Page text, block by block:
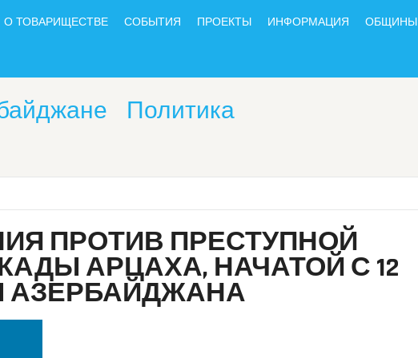
О ТОВАРИЩЕСТВЕ СОБЫТИЯ ПРОЕКТЫ ИНФОРМАЦИЯ ОБЩИНЫ
Политика
ПРОТИВ ПРЕСТУПНОЙ
АРЦАХА, НАЧАТОЙ С 12
АЗЕРБАЙДЖАНА